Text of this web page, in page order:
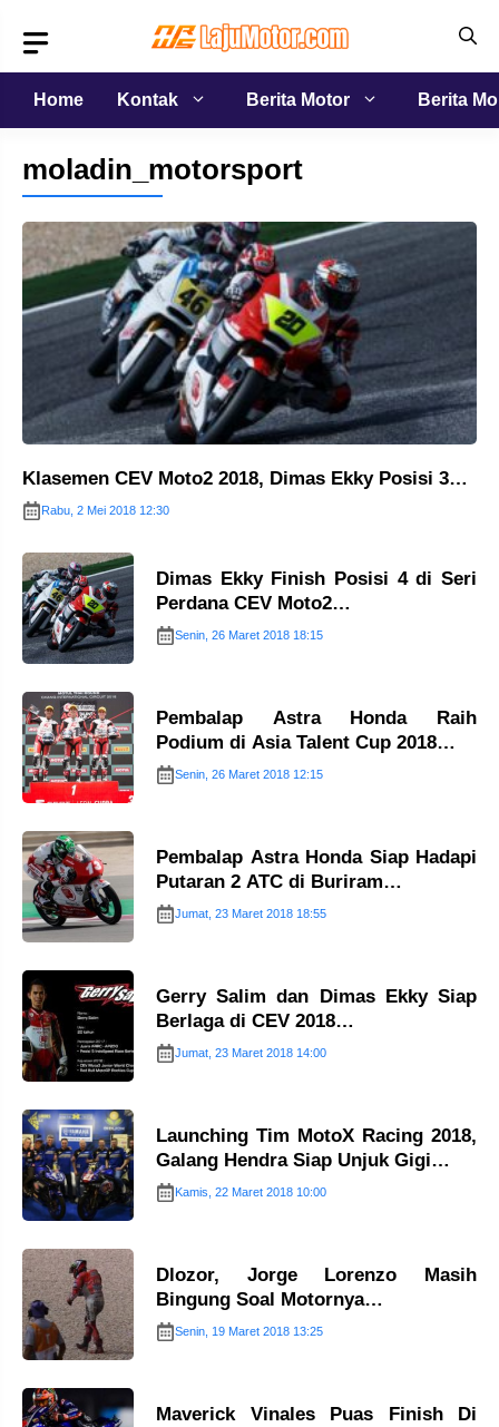
isi
Home
Kontak Berita Motor Berita
moladin_motorsport
Klasemen CEV Moto2 2018, Dimas Ekky Posisi 3…
Rabu, 2 Mei 2018 12:30
Dimas Ekky Finish Posisi 4 di Seri
Perdana CEV Moto2…
Senin, 26 Maret 2018 18:15
Pembalap Astra Honda Raih
Podium di Asia Talent Cup 2018…
Senin, 26 Maret 2018 12:15
Pembalap Astra Honda Siap Hadapi
Putaran 2 ATC di Buriram…
Jumat, 23 Maret 2018 18:55
Gerry Salim dan Dimas Ekky Siap
Berlaga di CEV 2018…
Jumat, 23 Maret 2018 14:00
Launching Tim MotoX Racing 2018,
Galang Hendra Siap Unjuk Gigi…
Kamis, 22 Maret 2018 10:00
Dlozor, Jorge Lorenzo Masih
Bingung Soal Motornya…
Senin, 19 Maret 2018 13:25
Maverick Vinales Puas Finish Di